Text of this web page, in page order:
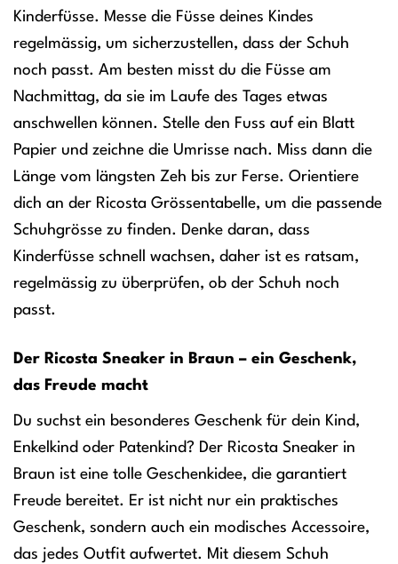
Kinderfüsse. Messe die Füsse deines Kindes
regelmässig, um sicherzustellen, dass der Schuh
noch passt. Am besten misst du die Füsse am
Nachmittag, da sie im Laufe des Tages etwas
anschwellen können. Stelle den Fuss auf ein Blatt
Papier und zeichne die Umrisse nach. Miss dann die
Länge vom längsten Zeh bis zur Ferse. Orientiere
dich an der Ricosta Grössentabelle, um die passende
Schuhgrösse zu finden. Denke daran, dass
Kinderfüsse schnell wachsen, daher ist es ratsam,
regelmässig zu überprüfen, ob der Schuh noch
passt.
Der Ricosta Sneaker in Braun – ein Geschenk,
das Freude macht
Du suchst ein besonderes Geschenk für dein Kind,
Enkelkind oder Patenkind? Der Ricosta Sneaker in
Braun ist eine tolle Geschenkidee, die garantiert
Freude bereitet. Er ist nicht nur ein praktisches
Geschenk, sondern auch ein modisches Accessoire,
das jedes Outfit aufwertet. Mit diesem Schuh